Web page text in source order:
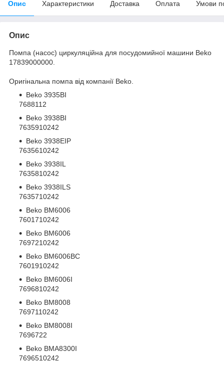
Опис Характеристики Доставка Оплата Умови
Опис
Помпа (насос) циркуляційна для посудомийної машини Beko
17839000000.
Оригінальна помпа від компанії Beko.
Beko 3935BI
7688112
Beko 3938BI
7635910242
Beko 3938EIP
7635610242
Beko 3938IL
7635810242
Beko 3938ILS
7635710242
Beko BM6006
7601710242
Beko BM6006
7697210242
Beko BM6006BC
7601910242
Beko BM6006I
7696810242
Beko BM8008
7697110242
Beko BM8008I
7696722
Beko BMA8300I
7696510242